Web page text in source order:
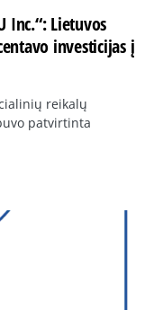
Inc.“: Lietuvos
investicijas į
reikalų
patvirtinta